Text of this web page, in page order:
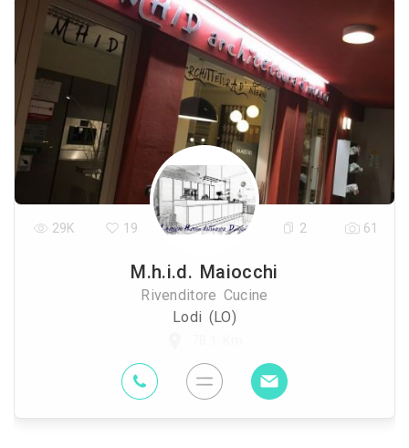
M.h.i.d. Maiocchi
Rivenditore Cucine
Lodi (LO)
29K 19 2 61